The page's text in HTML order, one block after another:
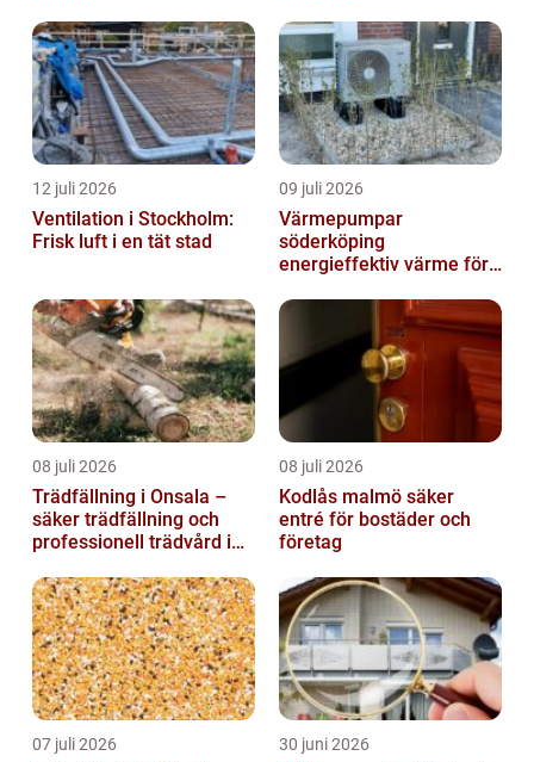
12 juli 2026
Ventilation i Stockholm:
Frisk luft i en tät stad
09 juli 2026
Värmepumpar
söderköping
energieffektiv värme för
08 juli 2026
Trädfällning i Onsala –
säker trädfällning och
professionell trädvård i
08 juli 2026
Kodlås malmö säker
entré för bostäder och
företag
07 juli 2026 30 juni 2026